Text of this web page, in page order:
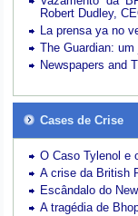
Robert Dudley,
La prensa ya no
The Guardian:
Newspapers and
Cases de Crise
O Caso Tylenol e
A crise da British
Escândalo do
A tragédia de